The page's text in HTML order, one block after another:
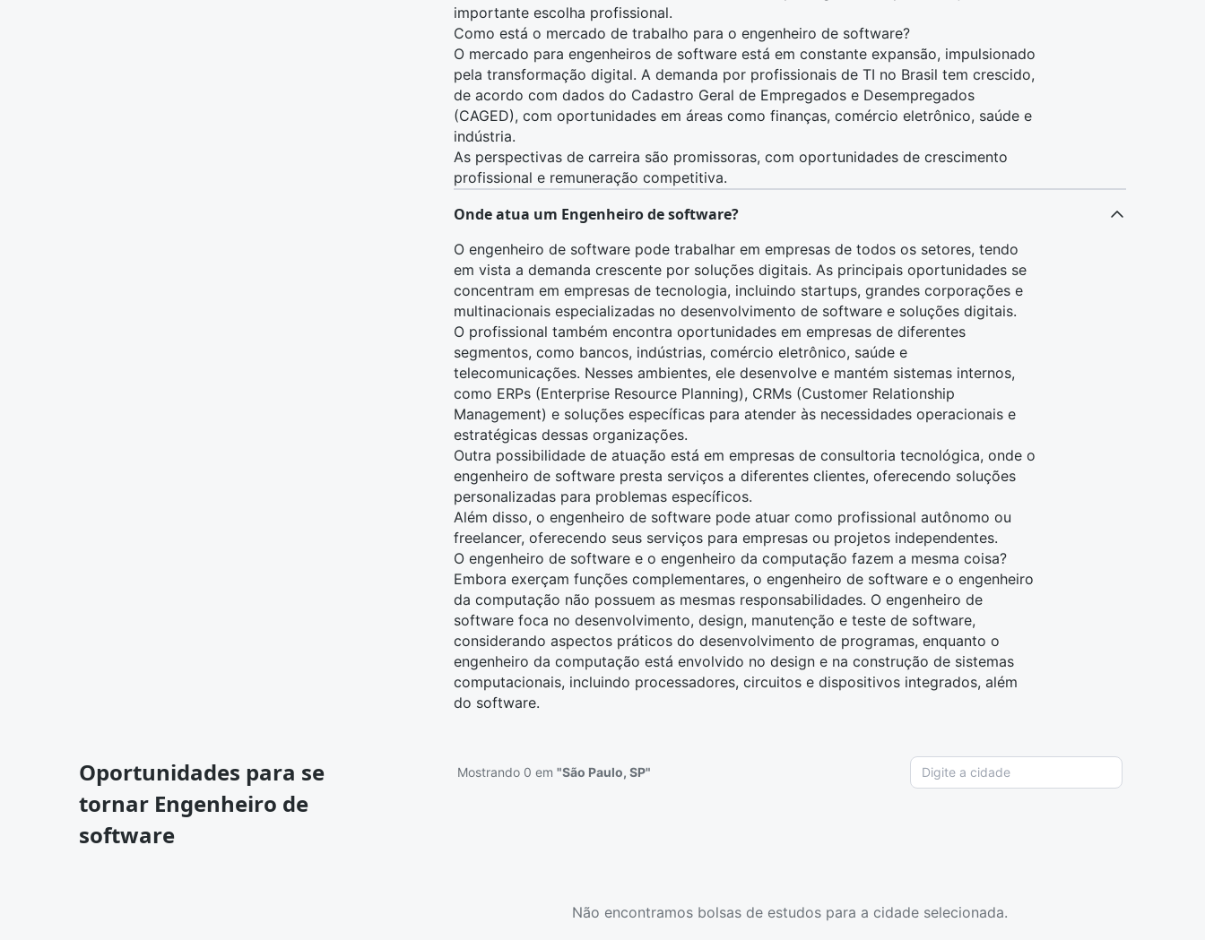
importante escolha profissional.
Como está o mercado de trabalho para o engenheiro de software?
O mercado para engenheiros de software está em constante expansão, impulsionado
pela transformação digital. A demanda por profissionais de TI no Brasil tem crescido,
de acordo com dados do Cadastro Geral de Empregados e Desempregados
(CAGED), com oportunidades em áreas como finanças, comércio eletrônico, saúde e
indústria.
As perspectivas de carreira são promissoras, com oportunidades de crescimento
profissional e remuneração competitiva.
Onde atua um Engenheiro de software?
O engenheiro de software pode trabalhar em empresas de todos os setores, tendo
em vista a demanda crescente por soluções digitais. As principais oportunidades se
concentram em empresas de tecnologia, incluindo startups, grandes corporações e
multinacionais especializadas no desenvolvimento de software e soluções digitais.
O profissional também encontra oportunidades em empresas de diferentes
segmentos, como bancos, indústrias, comércio eletrônico, saúde e
telecomunicações. Nesses ambientes, ele desenvolve e mantém sistemas internos,
como ERPs (Enterprise Resource Planning), CRMs (Customer Relationship
Management) e soluções específicas para atender às necessidades operacionais e
estratégicas dessas organizações.
Outra possibilidade de atuação está em empresas de consultoria tecnológica, onde o
engenheiro de software presta serviços a diferentes clientes, oferecendo soluções
personalizadas para problemas específicos.
Além disso, o engenheiro de software pode atuar como profissional autônomo ou
freelancer, oferecendo seus serviços para empresas ou projetos independentes.
O engenheiro de software e o engenheiro da computação fazem a mesma coisa?
Embora exerçam funções complementares, o engenheiro de software e o engenheiro
da computação não possuem as mesmas responsabilidades. O engenheiro de
software foca no desenvolvimento, design, manutenção e teste de software,
considerando aspectos práticos do desenvolvimento de programas, enquanto o
engenheiro da computação está envolvido no design e na construção de sistemas
computacionais, incluindo processadores, circuitos e dispositivos integrados, além
do software.
Oportunidades para se
tornar Engenheiro de
software
Mostrando 0 em "São Paulo, SP"
Não encontramos bolsas de estudos para a cidade selecionada.